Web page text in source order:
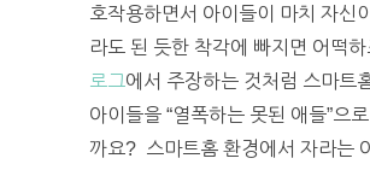
호작용하면서 아이들이 마치 자신
라도 된 듯한 착각에 빠지면 어떡
로그에서 주장하는 것처럼 스마트
아이들을 “열폭하는 못된 애들”으
까요? 스마트홈 환경에서 자라는